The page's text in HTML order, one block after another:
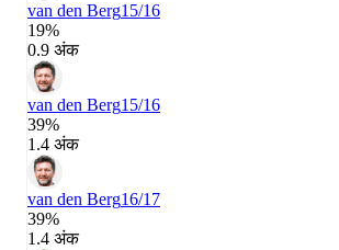
van den Berg15/16
19%
0.9 अंक
van den Berg15/16
39%
1.4 अंक
van den Berg16/17
39%
1.4 अंक